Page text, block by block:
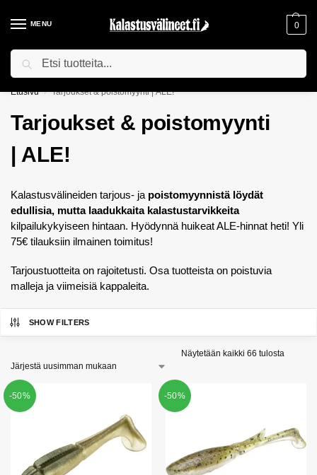
MENU 0
ILMAINEN TOIMITUS YLI 75€ TILAUKSILLE!
Etusivu / Tarjoukset & poistomyynti | ALE!
Tarjoukset & poistomyynti
| ALE!
Kalastusvälineiden tarjous- ja poistomyynnistä löydät
edullisia, mutta laadukkaita kalastustarvikkeita
kilpailukykyiseen hintaan. Hyödynnä huikeat ALE-hinnat heti! Yli
75€ tilauksiin ilmainen toimitus!
Tarjoustuotteita on rajoitetusti. Osa tuotteista on poistuvia
malleja ja viimeisiä kappaleita.
SHOW FILTERS
Näytetään kaikki 66 tulosta
-50% -50%